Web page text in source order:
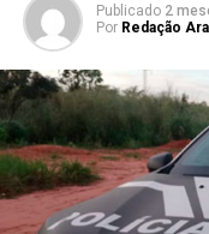
Publicado 2
Por Redação